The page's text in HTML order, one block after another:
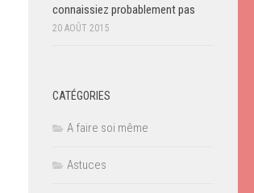
connaissiez probablement pas
20 AOÛT 2015
CATÉGORIES
A faire soi même
Astuces